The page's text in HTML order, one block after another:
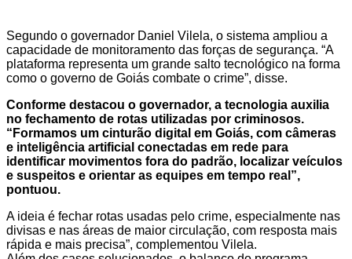
Segundo o governador Daniel Vilela, o sistema ampliou a
capacidade de monitoramento das forças de segurança. “A
plataforma representa um grande salto tecnológico na forma
como o governo de Goiás combate o crime”, disse.
Conforme destacou o governador, a tecnologia auxilia
no fechamento de rotas utilizadas por criminosos.
“Formamos um cinturão digital em Goiás, com câmeras
e inteligência artificial conectadas em rede para
identificar movimentos fora do padrão, localizar veículos
e suspeitos e orientar as equipes em tempo real”,
pontuou.
A ideia é fechar rotas usadas pelo crime, especialmente nas
divisas e nas áreas de maior circulação, com resposta mais
rápida e mais precisa”, complementou Vilela.